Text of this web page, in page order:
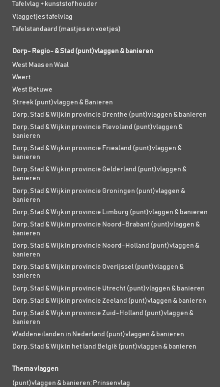
Tafelvlag + kunststof houder
Vlaggetjes tafelvlag
Tafelstandaard (mastjes en voetjes)
Dorp- Regio- & Stad (punt)vlaggen & banieren
West Maas en Waal
Weert
West Betuwe
Streek (punt)vlaggen & Banieren
Dorp, Stad & Wijk in provincie Drenthe (punt)vlaggen & banieren
Dorp, Stad & Wijk in provincie Flevoland (punt)vlaggen &
banieren
Dorp, Stad & Wijk in provincie Friesland (punt)vlaggen &
banieren
Dorp, Stad & Wijk in provincie Gelderland (punt)vlaggen &
banieren
Dorp, Stad & Wijk in provincie Groningen (punt)vlaggen &
banieren
Dorp, Stad & Wijk in provincie Limburg (punt)vlaggen & banieren
Dorp, Stad & Wijk in provincie Noord-Brabant (punt)vlaggen &
banieren
Dorp, Stad & Wijk in provincie Noord-Holland (punt)vlaggen &
banieren
Dorp, Stad & Wijk in provincie Overijssel (punt)vlaggen &
banieren
Dorp, Stad & Wijk in provincie Utrecht (punt)vlaggen & banieren
Dorp, Stad & Wijk in provincie Zeeland (punt)vlaggen & banieren
Dorp, Stad & Wijk in provincie Zuid-Holland (punt)vlaggen &
banieren
Waddeneilanden in Nederland (punt)vlaggen & banieren
Dorp, Stad & Wijk in het land België (punt)vlaggen & banieren
Thema vlaggen
(punt)vlaggen & banieren; Prinsenvlag